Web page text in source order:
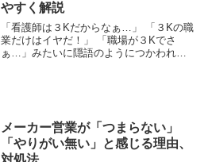
やすく解説
「看護師は３Kだからなぁ…」 「３Kの職
業だけはイヤだ！」 「職場が３Kでさ
ぁ…」みたいに隠語のようにつかわれる
メーカー営業が「つまらない」
「やりがい無い」と感じる理由、
対処法